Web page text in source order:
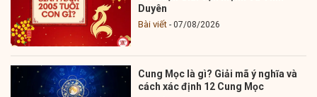
Duyên
Bài viết 07/08/2026
Cung Mọc là gì? Giải mã ý nghĩa và
cách xác định 12 Cung Mọc